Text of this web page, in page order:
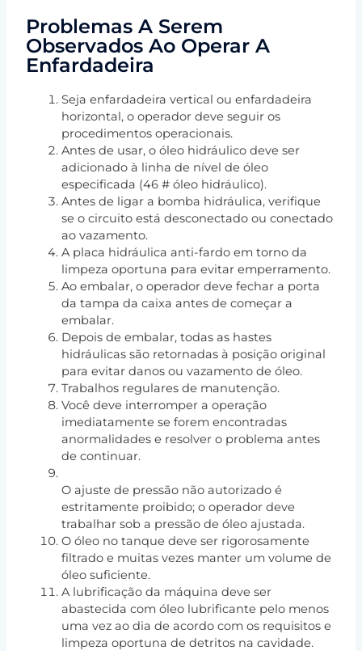
Problemas A Serem
Observados Ao Operar A
Enfardadeira
Seja enfardadeira vertical ou enfardadeira
horizontal, o operador deve seguir os
procedimentos operacionais.
Antes de usar, o óleo hidráulico deve ser
adicionado à linha de nível de óleo
especificada (46 # óleo hidráulico).
Antes de ligar a bomba hidráulica, verifique
se o circuito está desconectado ou conectado
ao vazamento.
A placa hidráulica anti-fardo em torno da
limpeza oportuna para evitar emperramento.
Ao embalar, o operador deve fechar a porta
da tampa da caixa antes de começar a
embalar.
Depois de embalar, todas as hastes
hidráulicas são retornadas à posição original
para evitar danos ou vazamento de óleo.
Trabalhos regulares de manutenção.
Você deve interromper a operação
imediatamente se forem encontradas
anormalidades e resolver o problema antes
de continuar.
O ajuste de pressão não autorizado é
estritamente proibido; o operador deve
trabalhar sob a pressão de óleo ajustada.
O óleo no tanque deve ser rigorosamente
filtrado e muitas vezes manter um volume de
óleo suficiente.
A lubrificação da máquina deve ser
abastecida com óleo lubrificante pelo menos
uma vez ao dia de acordo com os requisitos e
limpeza oportuna de detritos na cavidade.